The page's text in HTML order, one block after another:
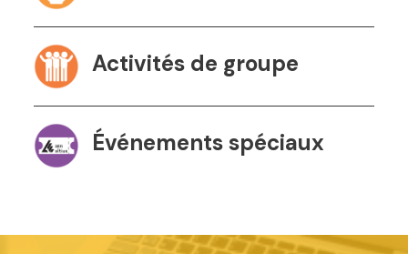
Activités de groupe
Événements spéciaux